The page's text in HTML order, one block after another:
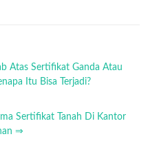
Atas Sertifikat Ganda Atau
Itu Bisa Terjadi?
Sertifikat Tanah Di Kantor
⇒